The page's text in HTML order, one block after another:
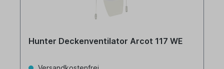
Hunter Deckenventilator Arcot 117 WE